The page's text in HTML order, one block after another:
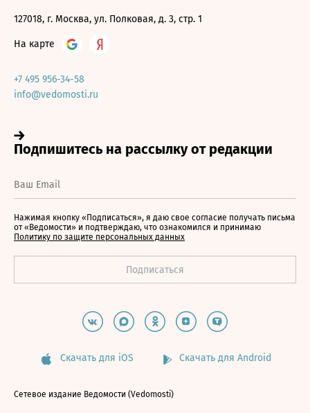
127018, г. Москва, ул. Полковая, д. 3, стр. 1
На карте
+7 495 956-34-58
info@vedomosti.ru
Нажимая кнопку «Подписаться», я даю свое согласие получать письма
от «Ведомости» и подтверждаю, что ознакомился и принимаю
Политику по защите персональных данных
Скачать для iOS Скачать для Android
Сетевое издание Ведомости (Vedomosti)